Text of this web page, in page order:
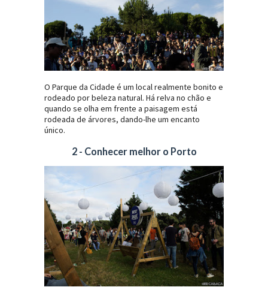
O Parque da Cidade é um local realmente bonito e
rodeado por beleza natural. Há relva no chão e
quando se olha em frente a paisagem está
rodeada de árvores, dando-lhe um encanto
único.
2 - Conhecer melhor o Porto